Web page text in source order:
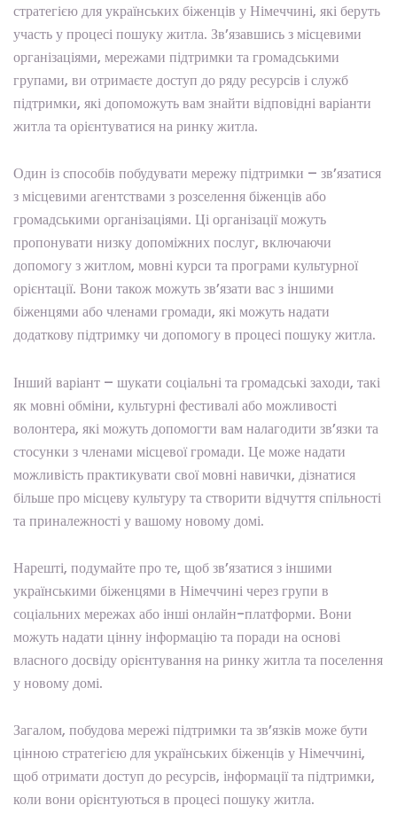
стратегією для українських біженців у Німеччині, які беруть
участь у процесі пошуку житла. Зв’язавшись з місцевими
організаціями, мережами підтримки та громадськими
групами, ви отримаєте доступ до ряду ресурсів і служб
підтримки, які допоможуть вам знайти відповідні варіанти
житла та орієнтуватися на ринку житла.
Один із способів побудувати мережу підтримки – зв’язатися
з місцевими агентствами з розселення біженців або
громадськими організаціями. Ці організації можуть
пропонувати низку допоміжних послуг, включаючи
допомогу з житлом, мовні курси та програми культурної
орієнтації. Вони також можуть зв’язати вас з іншими
біженцями або членами громади, які можуть надати
додаткову підтримку чи допомогу в процесі пошуку житла.
Інший варіант – шукати соціальні та громадські заходи, такі
як мовні обміни, культурні фестивалі або можливості
волонтера, які можуть допомогти вам налагодити зв’язки та
стосунки з членами місцевої громади. Це може надати
можливість практикувати свої мовні навички, дізнатися
більше про місцеву культуру та створити відчуття спільності
та приналежності у вашому новому домі.
Нарешті, подумайте про те, щоб зв’язатися з іншими
українськими біженцями в Німеччині через групи в
соціальних мережах або інші онлайн-платформи. Вони
можуть надати цінну інформацію та поради на основі
власного досвіду орієнтування на ринку житла та поселення
у новому домі.
Загалом, побудова мережі підтримки та зв’язків може бути
цінною стратегією для українських біженців у Німеччині,
щоб отримати доступ до ресурсів, інформації та підтримки,
коли вони орієнтуються в процесі пошуку житла.